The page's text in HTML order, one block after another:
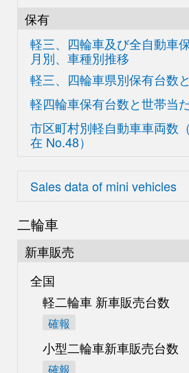
保有
軽三、四輪車及び全自動車
月別、車種別推移
軽三、四輪車県別保有台数
軽四輪車保有台数と世帯当
市区町村別軽自動車車両数
在 No.48）
Sales data of mini vehicles
二輪車
新車販売
全国
軽二輪車 新車販売台数
確報
小型二輪車新車販売台数
確報